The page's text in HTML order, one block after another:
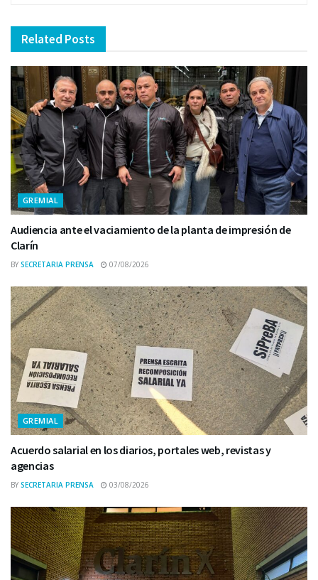
Related Posts
GREMIAL
Audiencia ante el vaciamiento de la planta de impresión de
Clarín
BY SECRETARIA PRENSA 07/08/2026
GREMIAL
Acuerdo salarial en los diarios, portales web, revistas y
agencias
BY SECRETARIA PRENSA 03/08/2026